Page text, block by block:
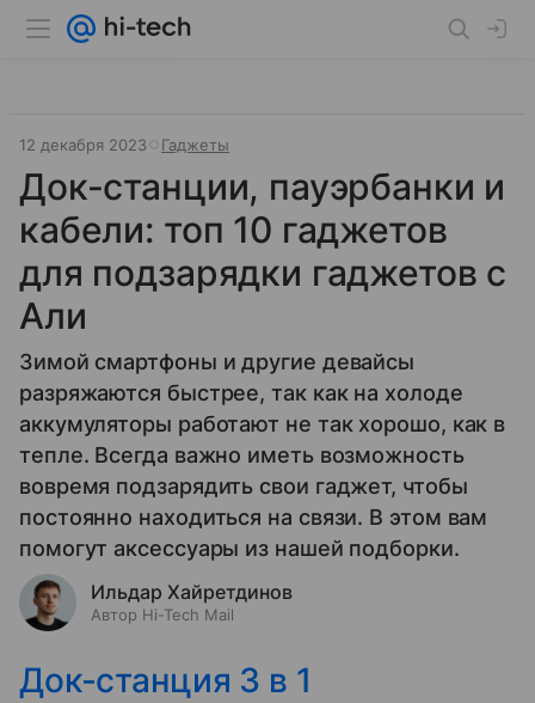
12 декабря 2023 Гаджеты
Док-станции, пауэрбанки и
кабели: топ 10 гаджетов
для подзарядки гаджетов с
Али
Зимой смартфоны и другие девайсы
разряжаются быстрее, так как на холоде
аккумуляторы работают не так хорошо, как в
тепле. Всегда важно иметь возможность
вовремя подзарядить свои гаджет, чтобы
постоянно находиться на связи. В этом вам
помогут аксессуары из нашей подборки.
Ильдар Хайретдинов
Автор Hi-Tech Mail
Док-станция 3 в 1